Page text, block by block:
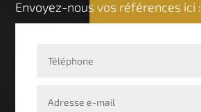
Envoyez-nous vos références ici :